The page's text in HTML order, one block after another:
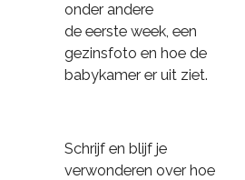
onder andere
de eerste week, een
gezinsfoto en hoe de
babykamer er uit ziet.
Schrijf en blijf je
verwonderen over hoe